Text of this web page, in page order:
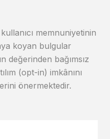
memnuniyetinin
koyan bulgular
değerinden bağımsız
(opt-in) imkânını
önermektedir.